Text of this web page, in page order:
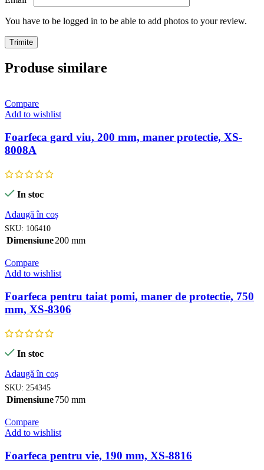
You have to be logged in to be able to add photos to your review.
Produse similare
Compare
Add to wishlist
Foarfeca gard viu, 200 mm, maner protectie, XS-
8008A
In stoc
Adaugă în coș
SKU: 106410
Dimensiune200 mm
Compare
Add to wishlist
Foarfeca pentru taiat pomi, maner de protectie, 750
mm, XS-8306
In stoc
Adaugă în coș
SKU: 254345
Dimensiune750 mm
Compare
Add to wishlist
Foarfeca pentru vie, 190 mm, XS-8816